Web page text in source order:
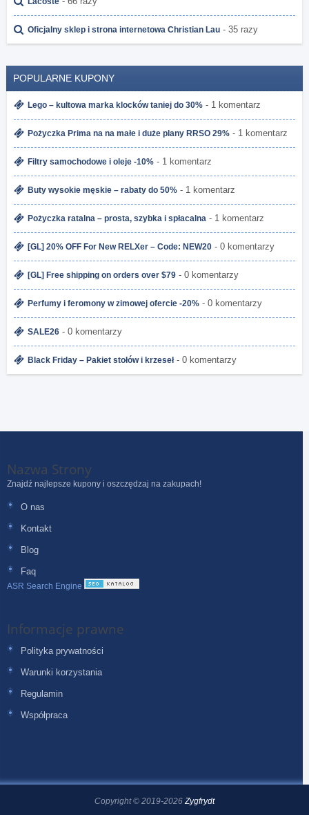
Oficjalny sklep i strona internetowa Christian Lau - 35 razy
POPULARNE KUPONY
Lego – kultowa marka klocków taniej do 30% - 1 komentarz
Pożyczka Prima na na małe i duże plany RRSO 29% - 1 komentarz
Filtry samochodowe i oleje -10% - 1 komentarz
Buty wysokie męskie – rabaty do 50% - 1 komentarz
Pożyczka ratalna – prosta, szybka i spłacalna - 1 komentarz
[GL] 20% OFF For New RELXer – Code: NEW20 - 0 komentarzy
[GL] Free shipping on orders over $79 - 0 komentarzy
Perfumy i feromony w zimowej ofercie -20% - 0 komentarzy
SALE26 - 0 komentarzy
Black Friday – Pakiet stołów i krzeseł- 0 komentarzy
Nazwa Strony
Znajdź najlepsze kupony i oszczędzaj na zakupach!
O nas
Kontakt
Blog
Faq
ASR Search Engine
Informacje prawne
Polityka prywatności
Warunki korzystania
Regulamin
Współpraca
Copyright © 2019-2026 Zygfrydt